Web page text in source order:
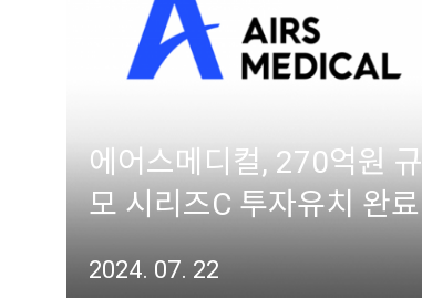
에어스메디컬, 270억원 규
모 시리즈C 투자유치 완료
2024. 07. 22